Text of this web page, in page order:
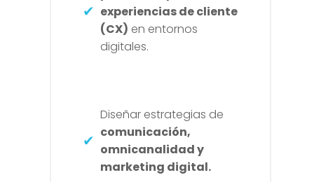
experiencias de cliente
(CX) en entornos
digitales.
Diseñar estrategias de
comunicación,
omnicanalidad y
marketing digital.